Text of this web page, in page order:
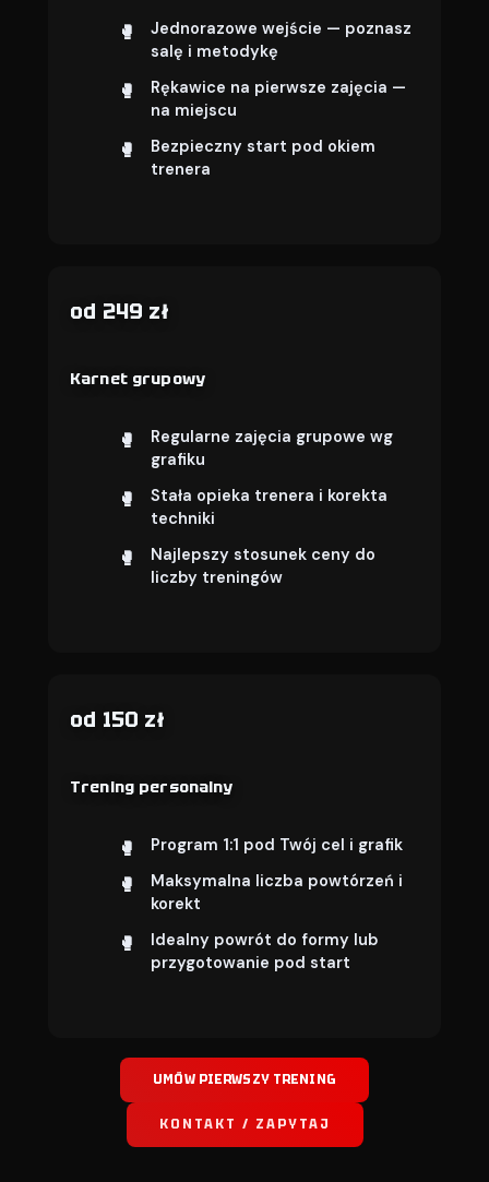
Jednorazowe wejście — poznasz
salę i metodykę
Rękawice na pierwsze zajęcia —
na miejscu
Bezpieczny start pod okiem
trenera
od 249 zł
Karnet grupowy
Regularne zajęcia grupowe wg
grafiku
Stała opieka trenera i korekta
techniki
Najlepszy stosunek ceny do
liczby treningów
od 150 zł
Trening personalny
Program 1:1 pod Twój cel i grafik
Maksymalna liczba powtórzeń i
korekt
Idealny powrót do formy lub
przygotowanie pod start
UMÓW PIERWSZY TRENING
KONTAKT / ZAPYTAJ